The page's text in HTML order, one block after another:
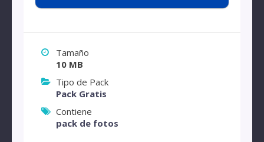
Tamaño
10 MB
Tipo de Pack
Pack Gratis
Contiene
pack de fotos